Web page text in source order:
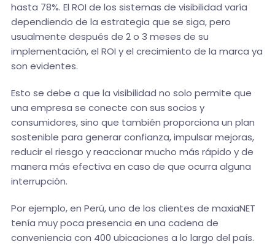
hasta 78%. El ROI de los sistemas de visibilidad varía
dependiendo de la estrategia que se siga, pero
usualmente después de 2 o 3 meses de su
implementación, el ROI y el crecimiento de la marca ya
son evidentes.
Esto se debe a que la visibilidad no solo permite que
una empresa se conecte con sus socios y
consumidores, sino que también proporciona un plan
sostenible para generar confianza, impulsar mejoras,
reducir el riesgo y reaccionar mucho más rápido y de
manera más efectiva en caso de que ocurra alguna
interrupción.
Por ejemplo, en Perú, uno de los clientes de maxiaNET
tenía muy poca presencia en una cadena de
conveniencia con 400 ubicaciones a lo largo del país.